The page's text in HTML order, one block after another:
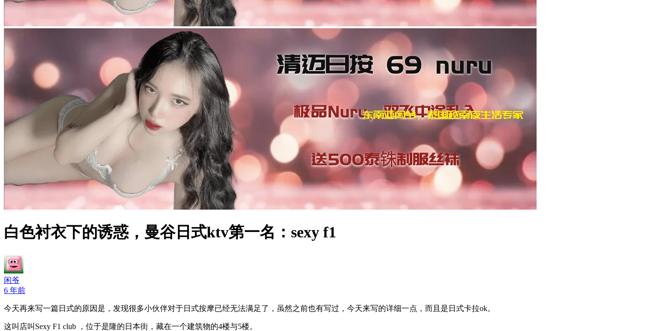
白色衬衣下的诱惑，曼谷日式ktv第一名：sexy f1
闲爷
6 年前
今天再来写一篇日式的原因是，发现很多小伙伴对于日式按摩已经无法满足了，虽然之前也有写过，今天来写的详细一点，而且是日式卡拉ok。
这叫店叫Sexy F1 club ，位于是隆的日本街，藏在一个建筑物的4楼与5楼。